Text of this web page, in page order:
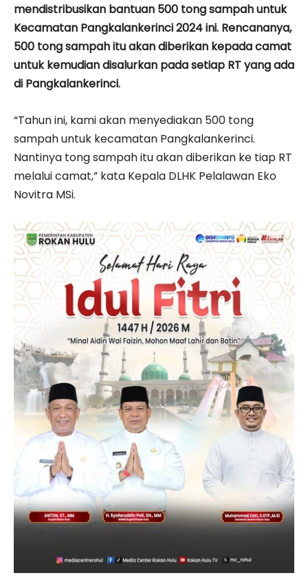
mendistribusikan bantuan 500 tong sampah untuk
Kecamatan Pangkalankerinci 2024 ini. Rencananya,
500 tong sampah itu akan diberikan kepada camat
untuk kemudian disalurkan pada setiap RT yang ada
di Pangkalankerinci.
“Tahun ini, kami akan menyediakan 500 tong
sampah untuk kecamatan Pangkalankerinci.
Nantinya tong sampah itu akan diberikan ke tiap RT
melalui camat,” kata Kepala DLHK Pelalawan Eko
Novitra MSi.